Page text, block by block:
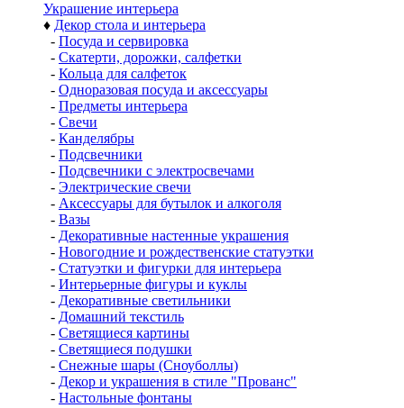
Украшение интерьера
♦ Декор стола и интерьера
- Посуда и сервировка
- Скатерти, дорожки, салфетки
- Кольца для салфеток
- Одноразовая посуда и аксессуары
- Предметы интерьера
- Свечи
- Канделябры
- Подсвечники
- Подсвечники с электросвечами
- Электрические свечи
- Аксессуары для бутылок и алкоголя
- Вазы
- Декоративные настенные украшения
- Новогодние и рождественские статуэтки
- Статуэтки и фигурки для интерьера
- Интерьерные фигуры и куклы
- Декоративные светильники
- Домашний текстиль
- Светящиеся картины
- Светящиеся подушки
- Снежные шары (Сноуболлы)
- Декор и украшения в стиле "Прованс"
- Настольные фонтаны